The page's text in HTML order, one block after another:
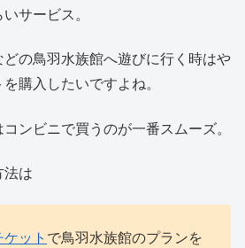
サービス。
の鳥羽水族館へ遊びに行く時はや
購入したいですよね。
ンビニで買うのが一番スムーズ。
法は
ット で鳥羽水族館のプランを